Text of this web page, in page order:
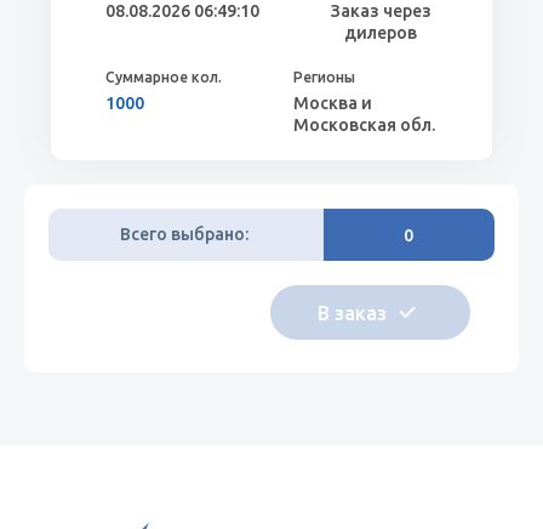
08.08.2026 06:49:10
1000
Заказ через
дилеров
Москва и
Московская обл.
Всего выбрано: 0